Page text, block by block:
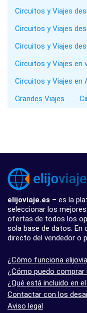
Circuitos y Viajes
Circuitos y Viajes
Circuitos y Viajes
Circuitos y Viajes en
Circuitos y Viajes en
Grandes Viajes
elijoviaje.es – es la
seleccionar los
ofertas de todos los
sola base de datos.
directo del vendedor o
¿Cómo funciona
¿Cómo puedo comprar
¿Qué está incluido en el
Contactar con los
Aviso legal